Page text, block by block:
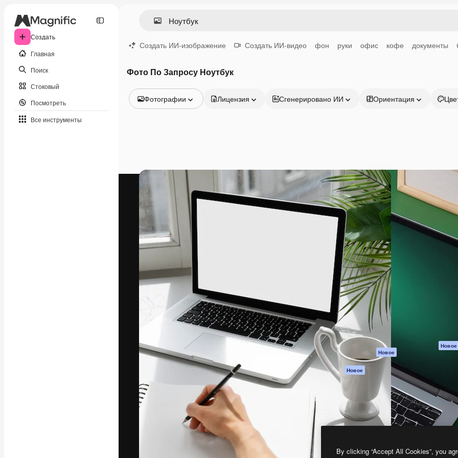
Создать
Главная
Поиск
Стоковый
Посмотреть
Все инструменты
Создать ИИ-изображение Создать ИИ-видео фон руки офис кофе документы
Фото По Запросу Ноутбук
Фотографии
Видео
Моушн-дизайн
Видеошаблоны
Иконки
3D-модели
Шрифты
Лицензия Сгенерировано ИИ Ориентация
Креативная платформа для создания
ваших лучших работ. Более 1 миллиона
подписчиков среди креаторов,
предприятий, агентств и студий.
Pусский
Продукция
Spaces
ИИ-помощник
Генератор
изображений ИИ
Генератор видео
ИИ
Генератор голоса
на основе ИИ
Стоковый контент
MCP для
Claude/ChatGPT
Новое
Агенты Новое
Мобильное
приложение
Все инструменты
Magnific
Начать
Academy
Новое
cookie
Центр доверия
Партнеры
Предприятие
By clicking “Accept All Cookies”, you